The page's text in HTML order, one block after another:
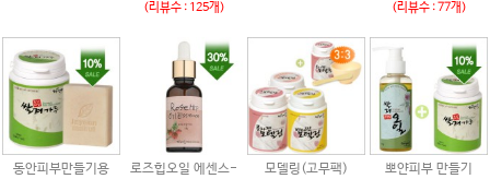
(리뷰수 : 125개) (리뷰수 : 77개)
동안피부만들기용
로즈힙오일 에센스-
모델링(고무팩)
뽀얀피부 만들기